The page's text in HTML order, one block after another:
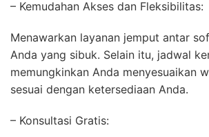
– Kemudahan Akses dan Fleksibilitas:
Menawarkan layanan jemput antar
Anda yang sibuk. Selain itu, jadwal
memungkinkan Anda menyesuaikan
sesuai dengan ketersediaan Anda.
– Konsultasi Gratis: